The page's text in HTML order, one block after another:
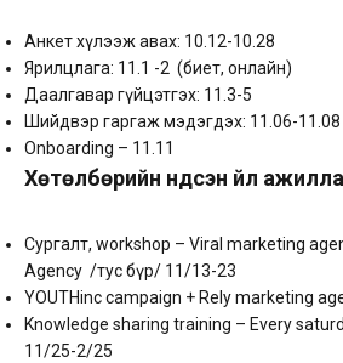
Анкет хүлээж авах: 10.12-10.28
Ярилцлага: 11.1 -2 (биет, онлайн)
Даалгавар гүйцэтгэх: 11.3-5
Шийдвэр гаргаж мэдэгдэх: 11.06-11.08
Onboarding – 11.11
Хөтөлбөрийн үндсэн үйл
Cургалт, workshop – Viral marketing
Agency /тус бүр/ 11/13-23
YOUTHinc campaign + Rely marketing
Knowledge sharing training – Every
11/25-2/25